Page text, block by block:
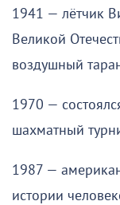
1941 — лётчик
Великой
воздушный
1970 —
шахматный
1987 —
истории